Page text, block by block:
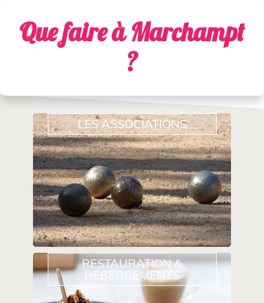
Que faire à Marchampt
?
LES ASSOCIATIONS
RESTAURATION &
HÉBERGEMENTS